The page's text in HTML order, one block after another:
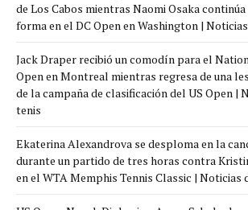
de Los Cabos mientras Naomi Osaka continúa
forma en el DC Open en Washington |
Jack Draper recibió un comodín para el
Open en Montreal mientras regresa de una
de la campaña de clasificación del US Open |
tenis
Ekaterina Alexandrova se desploma en la
durante un partido de tres horas contra
en el WTA Memphis Tennis Classic | Noticias